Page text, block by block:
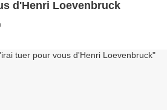
d'Henri Loevenbruck